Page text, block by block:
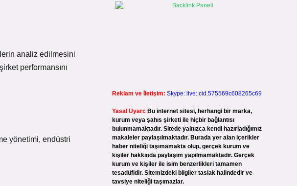
analiz edilmesini
performansını
yönetimi, endüstri
Reklam ve İletişim: Skype: live:.cid.575569c608265c69
Yasal Uyarı: Bu internet sitesi, herhangi bir marka,
kurum veya şahıs şirketi ile hiçbir bağlantısı
bulunmamaktadır. Sitede yalnızca kendi hazırladığımız
makaleler paylaşılmaktadır. Burada yer alan içerikler
haber niteliği taşımamakta olup, gerçek kurum ve
kişiler hakkında paylaşım yapılmamaktadır. Gerçek
kurum ve kişiler ile isim benzerlikleri tamamen
tesadüfidir. Sitemizdeki bilgiler taslak halindedir ve
tavsiye niteliği taşımazlar.